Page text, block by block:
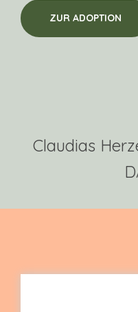
ZUR ADOPTION
Claudias